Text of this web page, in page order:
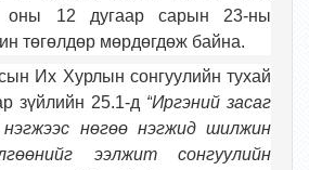
оны 12 дугаар сарын 23-ны
төгөлдөр мөрдөгдөж байна.
Их Хурлын сонгуулийн тухай
зүйлийн 25.1-д “Иргэний засаг
нэгжээс нөгөө нэгжид шилжин
ээлжит сонгуулийн